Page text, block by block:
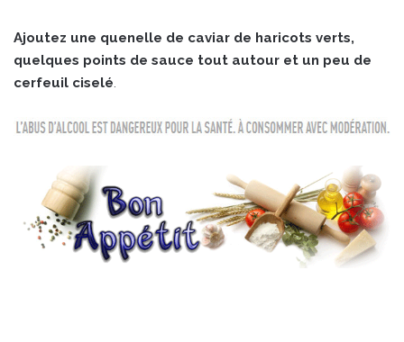
Ajoutez une quenelle de caviar de haricots verts,
quelques points de sauce tout autour et un peu de
cerfeuil ciselé.